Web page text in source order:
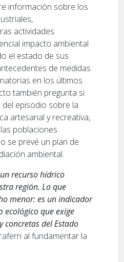
información sobre los
actividades
impacto ambiental
el estado de sus
de medidas
en los últimos
también pregunta si
episodio sobre la
artesanal y recreativa,
poblaciones
se prevé un plan de
ambiental.
recurso hídrico
región. Lo que
menor: es un indicador
ecológico que exige
concretas del Estado
al fundamentar la